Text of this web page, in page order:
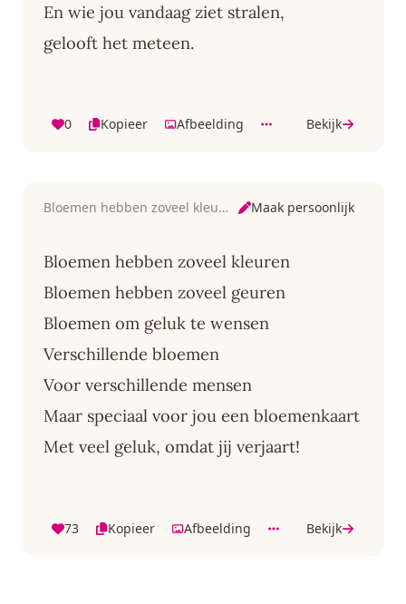
En wie jou vandaag ziet stralen,
gelooft het meteen.
0 Kopieer Afbeelding Bekijk
Bloemen hebben zoveel kleuren Maak persoonlijk
Bloemen hebben zoveel kleuren
Bloemen hebben zoveel geuren
Bloemen om geluk te wensen
Verschillende bloemen
Voor verschillende mensen
Maar speciaal voor jou een bloemenkaart
Met veel geluk, omdat jij verjaart!
73 Kopieer Afbeelding Bekijk